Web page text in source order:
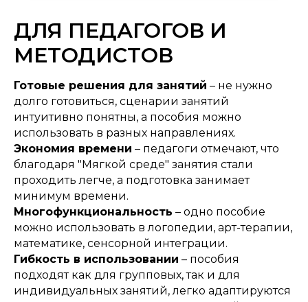
ДЛЯ ПЕДАГОГОВ И
МЕТОДИСТОВ
Готовые решения для занятий – не нужно
долго готовиться, сценарии занятий
интуитивно понятны, а пособия можно
использовать в разных направлениях.
Экономия времени – педагоги отмечают, что
благодаря "Мягкой среде" занятия стали
проходить легче, а подготовка занимает
минимум времени.
Многофункциональность – одно пособие
можно использовать в логопедии, арт-терапии,
математике, сенсорной интеграции.
Гибкость в использовании – пособия
подходят как для групповых, так и для
индивидуальных занятий, легко адаптируются